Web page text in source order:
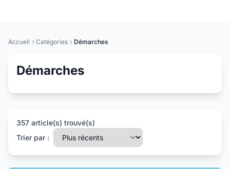
Accueil Catégories Démarches
Démarches
357 article(s) trouvé(s)
Trier par :